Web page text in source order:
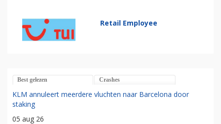
Retail Employee
Best gelezen Crashes
KLM annuleert meerdere vluchten naar Barcelona door
staking
05 aug 26